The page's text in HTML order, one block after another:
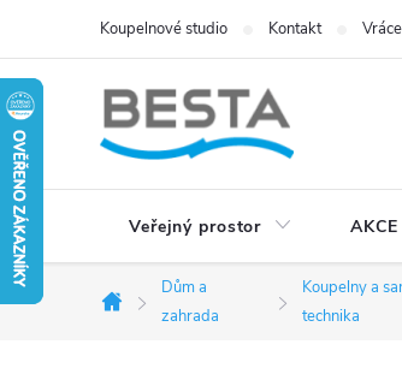
obsah
Koupelnové studio Kontakt
Veřejný prostor AKCE
Domů
Dům a
zahrada
Koupelny a
technika